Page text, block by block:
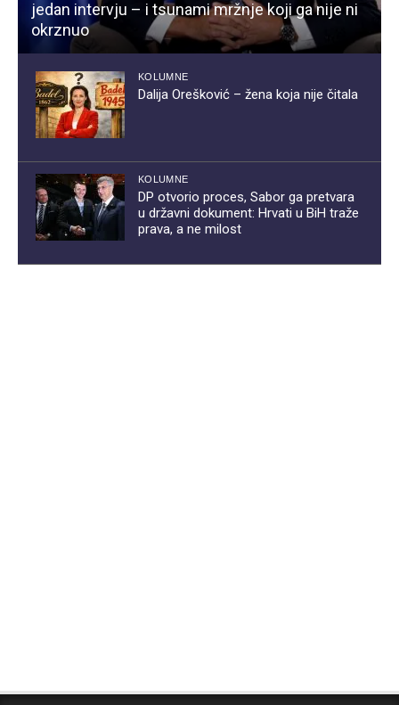
jedan intervju – i tsunami mržnje koji ga nije ni
okrznuo
KOLUMNE
Dalija Orešković – žena koja nije čitala
KOLUMNE
DP otvorio proces, Sabor ga pretvara
u državni dokument: Hrvati u BiH traže
prava, a ne milost